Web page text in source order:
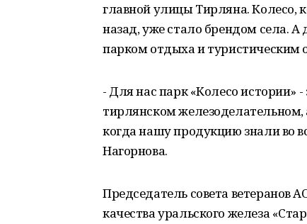
главной улицы Тирляна. Колесо,
назад, уже стало брендом села. А
парком отдыха и туристическим
- Для нас парк «Колесо истории»
тирлянском железоделательном,
когда нашу продукцию знали во
Нагорнова.
Председатель совета ветеранов
качества уральского железа